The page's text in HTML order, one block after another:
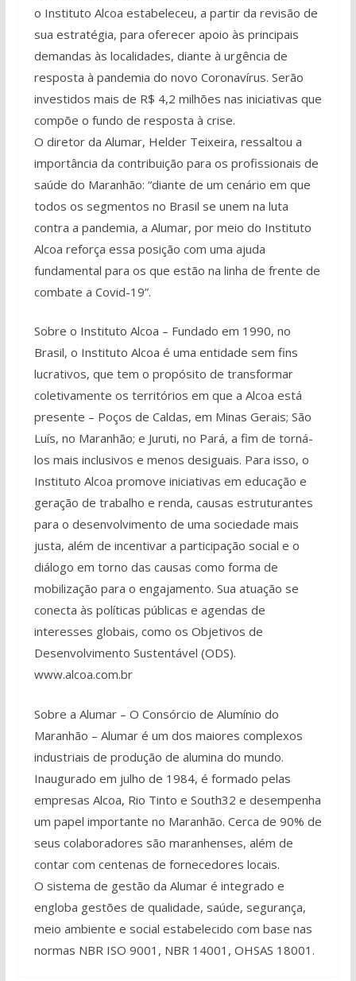
o Instituto Alcoa estabeleceu, a partir da revisão de
sua estratégia, para oferecer apoio às principais
demandas às localidades, diante à urgência de
resposta à pandemia do novo Coronavírus. Serão
investidos mais de R$ 4,2 milhões nas iniciativas que
compõe o fundo de resposta à crise.
O diretor da Alumar, Helder Teixeira, ressaltou a
importância da contribuição para os profissionais de
saúde do Maranhão: “diante de um cenário em que
todos os segmentos no Brasil se unem na luta
contra a pandemia, a Alumar, por meio do Instituto
Alcoa reforça essa posição com uma ajuda
fundamental para os que estão na linha de frente de
combate a Covid-19”.
Sobre o Instituto Alcoa – Fundado em 1990, no
Brasil, o Instituto Alcoa é uma entidade sem fins
lucrativos, que tem o propósito de transformar
coletivamente os territórios em que a Alcoa está
presente – Poços de Caldas, em Minas Gerais; São
Luís, no Maranhão; e Juruti, no Pará, a fim de torná-
los mais inclusivos e menos desiguais. Para isso, o
Instituto Alcoa promove iniciativas em educação e
geração de trabalho e renda, causas estruturantes
para o desenvolvimento de uma sociedade mais
justa, além de incentivar a participação social e o
diálogo em torno das causas como forma de
mobilização para o engajamento. Sua atuação se
conecta às políticas públicas e agendas de
interesses globais, como os Objetivos de
Desenvolvimento Sustentável (ODS).
www.alcoa.com.br
Sobre a Alumar – O Consórcio de Alumínio do
Maranhão – Alumar é um dos maiores complexos
industriais de produção de alumina do mundo.
Inaugurado em julho de 1984, é formado pelas
empresas Alcoa, Rio Tinto e South32 e desempenha
um papel importante no Maranhão. Cerca de 90% de
seus colaboradores são maranhenses, além de
contar com centenas de fornecedores locais.
O sistema de gestão da Alumar é integrado e
engloba gestões de qualidade, saúde, segurança,
meio ambiente e social estabelecido com base nas
normas NBR ISO 9001, NBR 14001, OHSAS 18001.